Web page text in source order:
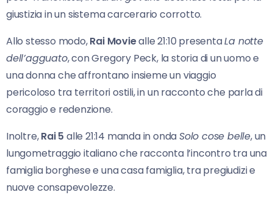
giustizia in un sistema carcerario corrotto.
Allo stesso modo,Rai Moviealle 21:10 presentaLa notte
dell’agguato, con Gregory Peck, la storia di un uomo e
una donna che affrontano insieme un viaggio
pericoloso tra territori ostili, in un racconto che parla di
coraggio e redenzione.
Inoltre,Rai 5 alle 21:14 manda in ondaSolo cose belle, un
lungometraggio italiano che racconta l’incontro tra una
famiglia borghese e una casa famiglia, tra pregiudizi e
nuove consapevolezze.